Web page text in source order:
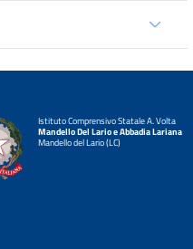
Istituto Comprensivo Statale A. Volta
Mandello Del Lario e Abbadia Lariana
Mandello del Lario (LC)